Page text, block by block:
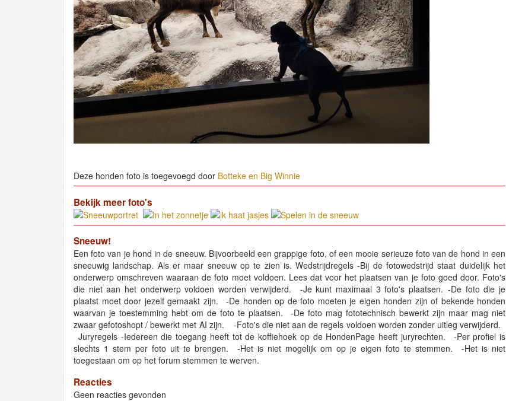
Deze honden foto is toegevoegd door Botteke en Big Winnie
Bekijk meer foto's
Sneeuw!
Een foto van je hond in de sneeuw. Bijvoorbeeld een grappige foto, of een mooie serieuze foto van de hond in een
sneeuwig landschap. Als er maar sneeuw op te zien is. Wedstrijdregels -Bij de fotowedstrijd staat duidelijk het
onderwerp omschreven waaraan de foto moet voldoen. Lees dat voor het plaatsen van je foto goed door. Foto's
die niet aan het onderwerp voldoen worden verwijderd. -Je kunt maximaal 3 foto's plaatsen. -De foto die je
plaatst moet door jezelf gemaakt zijn. -De honden op de foto moeten je eigen honden zijn of bekende honden
waarvan je toestemming hebt om de foto te plaatsen. -De foto mag fototechnisch bewerkt zijn maar mag niet
zwaar gefotoshopt / bewerkt met AI zijn. -Foto's die niet aan de regels voldoen worden zonder uitleg verwijderd.
Juryregels -Iedereen die toegang heeft tot de koffiehoek op de HondenPage heeft juryrechten. -Per profiel is
slechts 1 stem per foto uit te brengen. -Het is niet mogelijk om op je eigen foto te stemmen. -Het is niet
toegestaan om op het forum stemmen te werven.
Reacties
Geen reacties gevonden